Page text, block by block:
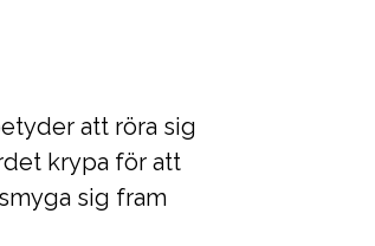
att röra sig
krypa för att
sig fram